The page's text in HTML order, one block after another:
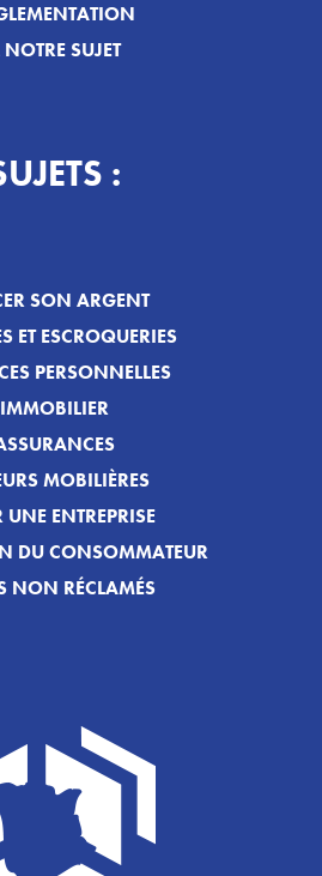
SUJET
:
SON ARGENT
ET ESCROQUERIES
PERSONNELLES
IMMOBILIER
MOBILIÈRES
UNE ENTREPRISE
DU CONSOMMATEUR
NON RÉCLAMÉS